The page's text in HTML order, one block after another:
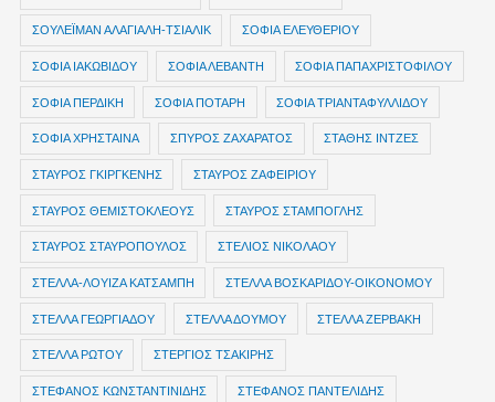
ΣΟΥΛΕΪΜΑΝ ΑΛΑΓΙΑΛΗ-ΤΣΙΑΛΙΚ ΣΟΦΙΑ ΕΛΕΥΘΕΡΙΟΥ
ΣΟΦΙΑ ΙΑΚΩΒΙΔΟΥ ΣΟΦΙΑ ΛΕΒΑΝΤΗ ΣΟΦΙΑ ΠΑΠΑΧΡΙΣΤΟΦΙΛΟΥ
ΣΟΦΙΑ ΠΕΡΔΙΚΗ ΣΟΦΙΑ ΠΟΤΑΡΗ ΣΟΦΙΑ ΤΡΙΑΝΤΑΦΥΛΛΙΔΟΥ
ΣΟΦΙΑ ΧΡΗΣΤΑΙΝΑ ΣΠΥΡΟΣ ΖΑΧΑΡΑΤΟΣ ΣΤΑΘΗΣ ΙΝΤΖΕΣ
ΣΤΑΥΡΟΣ ΓΚΙΡΓΚΕΝΗΣ ΣΤΑΥΡΟΣ ΖΑΦΕΙΡΙΟΥ
ΣΤΑΥΡΟΣ ΘΕΜΙΣΤΟΚΛΕΟΥΣ ΣΤΑΥΡΟΣ ΣΤΑΜΠΟΓΛΗΣ
ΣΤΑΥΡΟΣ ΣΤΑΥΡΟΠΟΥΛΟΣ ΣΤΕΛΙΟΣ ΝΙΚΟΛΑΟΥ
ΣΤΕΛΛΑ-ΛΟΥΙΖΑ ΚΑΤΣΑΜΠΗ ΣΤΕΛΛΑ ΒΟΣΚΑΡΙΔΟΥ-ΟΙΚΟΝΟΜΟΥ
ΣΤΕΛΛΑ ΓΕΩΡΓΙΑΔΟΥ ΣΤΕΛΛΑ ΔΟΥΜΟΥ ΣΤΕΛΛΑ ΖΕΡΒΑΚΗ
ΣΤΕΛΛΑ ΡΩΤΟΥ ΣΤΕΡΓΙΟΣ ΤΣΑΚΙΡΗΣ
ΣΤΕΦΑΝΟΣ ΚΩΝΣΤΑΝΤΙΝΙΔΗΣ ΣΤΕΦΑΝΟΣ ΠΑΝΤΕΛΙΔΗΣ